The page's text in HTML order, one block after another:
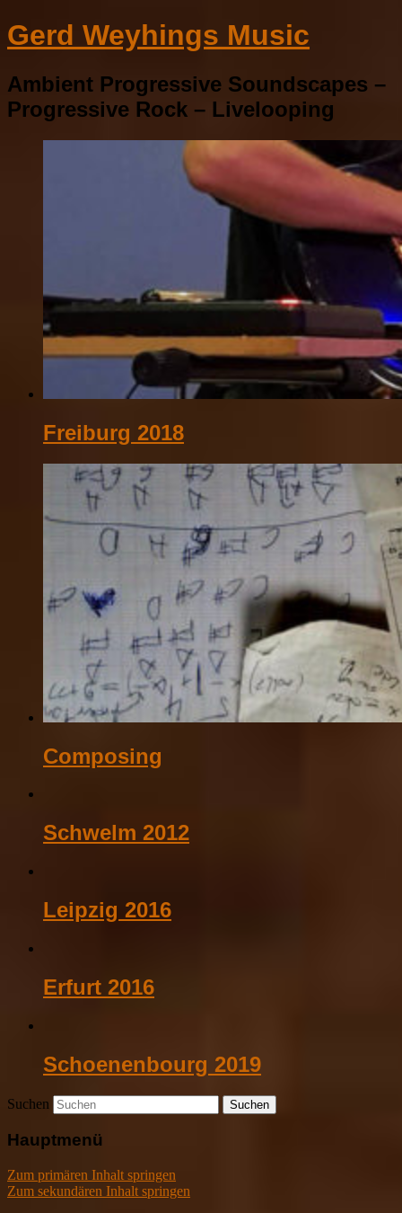
Gerd Weyhings Music
Ambient Progressive Soundscapes –
Progressive Rock – Livelooping
Freiburg 2018
Composing
Schwelm 2012
Leipzig 2016
Erfurt 2016
Schoenenbourg 2019
Suchen
Hauptmenü
Zum primären Inhalt springen
Zum sekundären Inhalt springen